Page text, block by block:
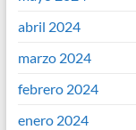
abril 2024
marzo 2024
febrero 2024
enero 2024